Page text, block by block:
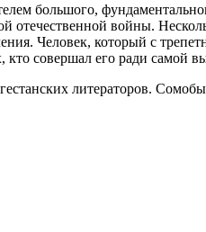
большого,
войны.
Человек, который с
совершал его ради самой
литераторов.